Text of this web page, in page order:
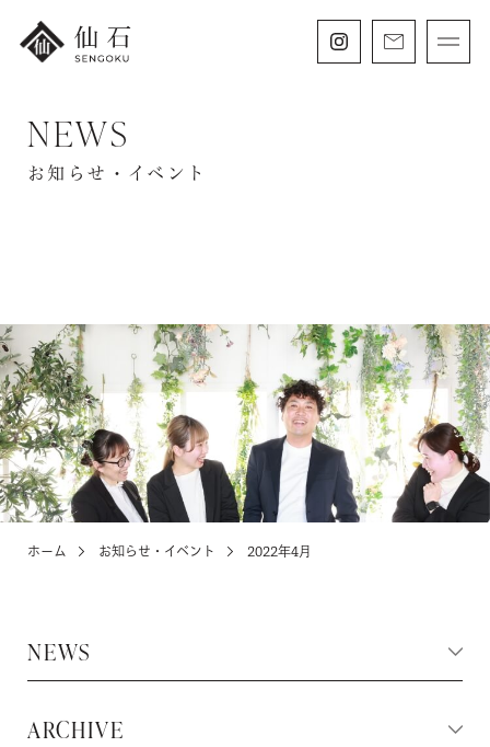
FURISODE 振袖・紋付袴レンタル
SHICHIGOSAN
にぶんのいち成人式
WEDDING フォトウェディング
KIDS
ABOUT
NEWS
お知らせ・イベント
ホーム お知らせ・イベント 2022年4月
NEWS
ARCHIVE